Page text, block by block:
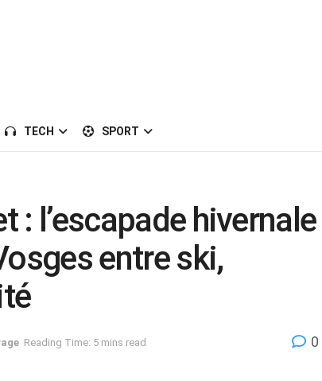
TECH SPORT
: l’escapade hivernale
entre ski,
Reading Time: 5 mins read 0